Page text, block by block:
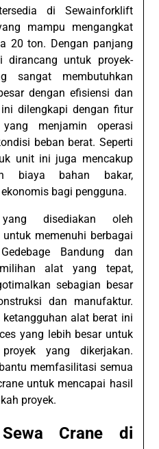
di Sewainforklift
mampu mengangkat
20 ton. Dengan panjang
untuk proyek-
sangat membutuhkan
dengan efisiensi dan
dilengkapi dengan fitur
menjamin operasi
beban berat. Seperti
unit ini juga mencakup
biaya bahan bakar,
bagi pengguna.
disediakan oleh
memenuhi berbagai
Bandung dan
alat yang tepat,
sebagian besar
dan manufaktur.
ketangguhan alat berat ini
yang lebih besar untuk
yang dikerjakan.
memfasilitasi semua
untuk mencapai hasil
proyek.
Crane di